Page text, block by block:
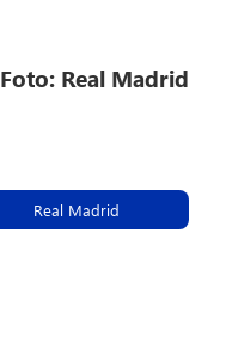
Foto: Real Madrid
Real Madrid